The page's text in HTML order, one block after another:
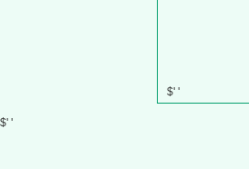
$' '
$' '